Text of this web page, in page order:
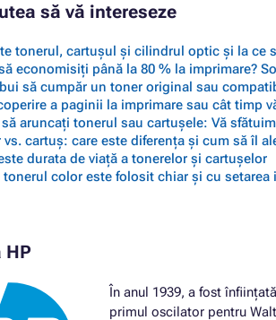
DESKJET D1430
DESKJET D1450
DESKJET D1455
DESKJET D1460
DESKJET D1500 SERIES
DESKJET D1520
DESKJET D1530
DESKJET D1560
DESKJET D1568
DESKJET D2320
DESKJET D2340
DESKJET D2345
Cartus
Cartus
Cartus
Cartus
Cartus
Cartus
Cartus
Cartus
Cartus
Cartus
să vă intereseze
tonerul, cartușul și cilindrul optic și la ce
economisiți până la 80 % la imprimare?
să cumpăr un toner original sau
a paginii la imprimare sau cât timp
să aruncați tonerul sau cartușele: Vă
vs. cartuș: care este diferența și cum să îl
durata de viață a tonerelor și cartușelor
tonerul color este folosit chiar și cu setarea
HP
În anul 1939, a fost
primul oscilator pentru